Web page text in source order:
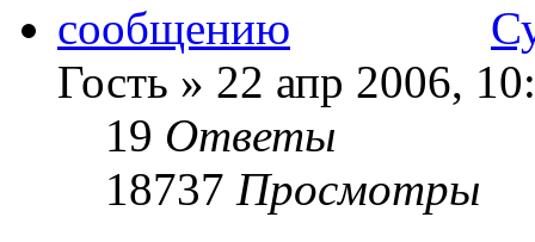
Гость » 22 апр 2006,
19 Ответы
18737 Просмотры